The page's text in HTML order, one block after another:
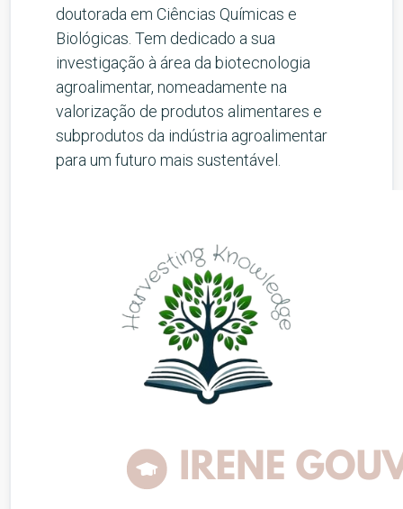
doutorada em Ciências Químicas e
Biológicas. Tem dedicado a sua
investigação à área da biotecnologia
agroalimentar, nomeadamente na
valorização de produtos alimentares e
subprodutos da indústria agroalimentar
para um futuro mais sustentável.